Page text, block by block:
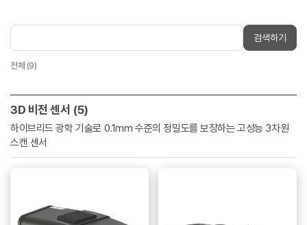
전체 (9)
검색하기
3D 비전 센서 (5)
하이브리드 광학 기술로 0.1mm 수준의 정밀도를 보장하는 고성능 3차원
스캔 센서